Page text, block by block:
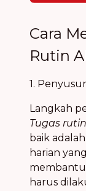
Cara
Rutin
1.
Langkah
Tugas
baik
harian
harus